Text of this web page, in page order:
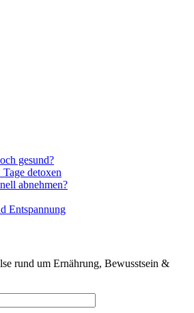
gesund?
detoxen
abnehmen?
Entspannung
rund um Ernährung, Bewusstsein &